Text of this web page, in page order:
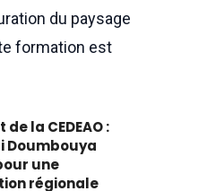
du paysage
formation est
la CEDEAO :
Doumbouya
une
régionale